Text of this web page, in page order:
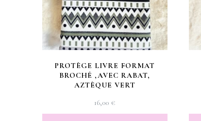
PROTÈGE LIVRE FORMAT
BROCHÉ ,AVEC RABAT,
AZTÈQUE VERT
16,00 €